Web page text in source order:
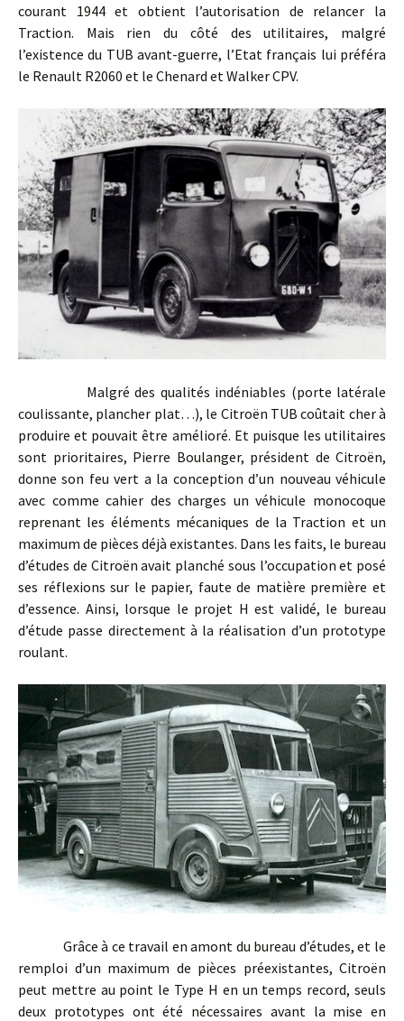
courant 1944 et obtient l’autorisation de relancer la
Traction. Mais rien du côté des utilitaires, malgré
l’existence du TUB avant-guerre, l’Etat français lui préféra
le Renault R2060 et le Chenard et Walker CPV.
Malgré des qualités indéniables (porte latérale
coulissante, plancher plat…), le Citroën TUB coûtait cher à
produire et pouvait être amélioré. Et puisque les utilitaires
sont prioritaires, Pierre Boulanger, président de Citroën,
donne son feu vert a la conception d’un nouveau véhicule
avec comme cahier des charges un véhicule monocoque
reprenant les éléments mécaniques de la Traction et un
maximum de pièces déjà existantes. Dans les faits, le bureau
d’études de Citroën avait planché sous l’occupation et posé
ses réflexions sur le papier, faute de matière première et
d’essence. Ainsi, lorsque le projet H est validé, le bureau
d’étude passe directement à la réalisation d’un prototype
roulant.
Grâce à ce travail en amont du bureau d’études, et le
remploi d’un maximum de pièces préexistantes, Citroën
peut mettre au point le Type H en un temps record, seuls
deux prototypes ont été nécessaires avant la mise en